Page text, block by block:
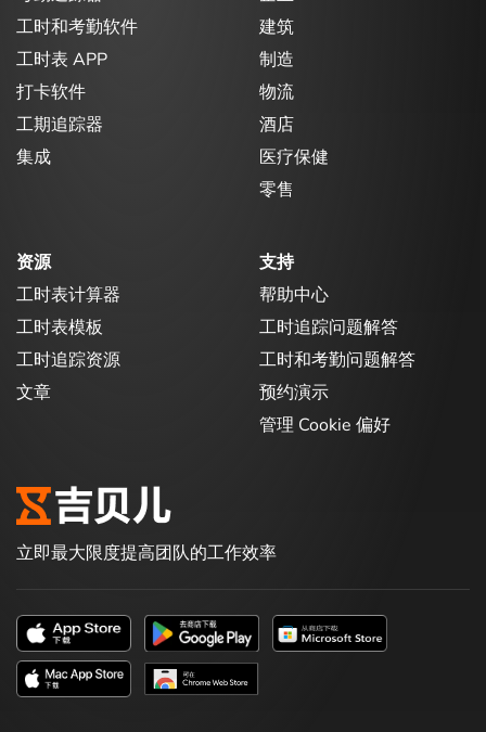
工时和考勤软件
工时表 APP
打卡软件
工期追踪器
集成
建筑
制造
物流
酒店
医疗保健
零售
资源
工时表计算器
工时表模板
工时追踪资源
文章
支持
帮助中心
工时追踪问题解答
工时和考勤问题解答
预约演示
管理 Cookie 偏好
立即最大限度提高团队的工作效率